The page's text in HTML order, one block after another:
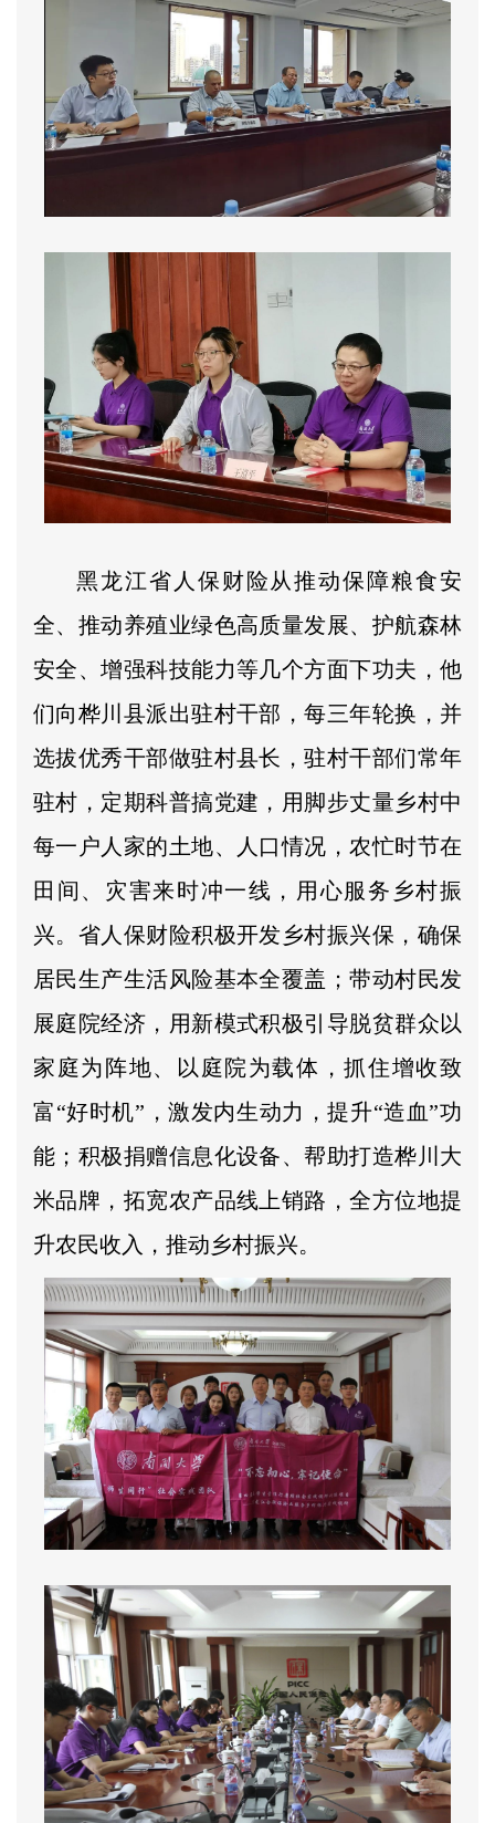
黑龙江省人保财险从推动保障粮食安
全、推动养殖业绿色高质量发展、护航森林
安全、增强科技能力等几个方面下功夫，他
们向桦川县派出驻村干部，每三年轮换，并
选拔优秀干部做驻村县长，驻村干部们常年
驻村，定期科普搞党建，用脚步丈量乡村中
每一户人家的土地、人口情况，农忙时节在
田间、灾害来时冲一线，用心服务乡村振
兴。省人保财险积极开发乡村振兴保，确保
居民生产生活风险基本全覆盖；带动村民发
展庭院经济，用新模式积极引导脱贫群众以
家庭为阵地、以庭院为载体，抓住增收致
富“好时机”，激发内生动力，提升“造血”功
能；积极捐赠信息化设备、帮助打造桦川大
米品牌，拓宽农产品线上销路，全方位地提
升农民收入，推动乡村振兴。